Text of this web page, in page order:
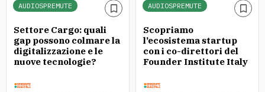
AUDIOSPREMUTE
Settore Cargo: quali
gap possono colmare la
digitalizzazione e le
nuove tecnologie?
AUDIOSPREMUTE
Scopriamo
l’ecosistema startup
con i co-direttori del
Founder Institute Italy